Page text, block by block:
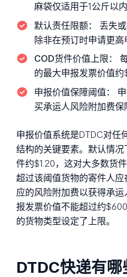
麻袋仅适用于1公斤以
默认责任限额：
丢失
除非在预订时申请更
COD货件价值上限：
的最大申报发票价值
申报价值保障阈值：
买承运人风险附加费保
申报价值系统是DTDC对任
结构的关键要素。默认情
件约$1.20，这对大多数货
超过该阈值货物的寄件人
应的风险附加费以获得承
报发票价值不能超过约
的货物类型设定了上限。
DTDC快递有哪